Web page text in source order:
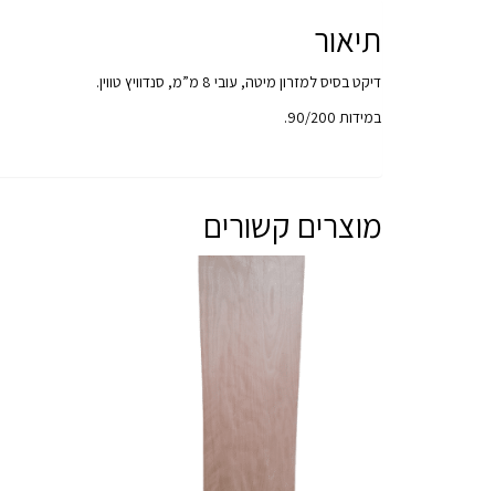
תיאור
דיקט בסיס למזרון מיטה, עובי 8 מ”מ, סנדוויץ טווין.
במידות 90/200.
מוצרים קשורים